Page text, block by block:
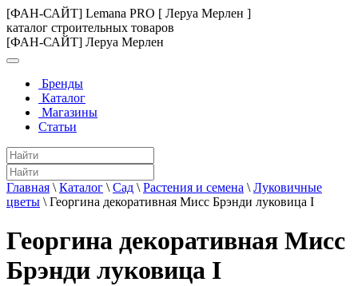
[ФАН-САЙТ] Lemana PRO [ Леруа Мерлен ]
каталог строительных товаров
[ФАН-САЙТ] Леруа Мерлен
Бренды
Каталог
Магазины
Статьи
Главная \ Каталог \ Сад \ Растения и семена \ Луковичные
цветы \ Георгина декоративная Мисс Брэнди луковица I
Георгина декоративная Мисс
Брэнди луковица I